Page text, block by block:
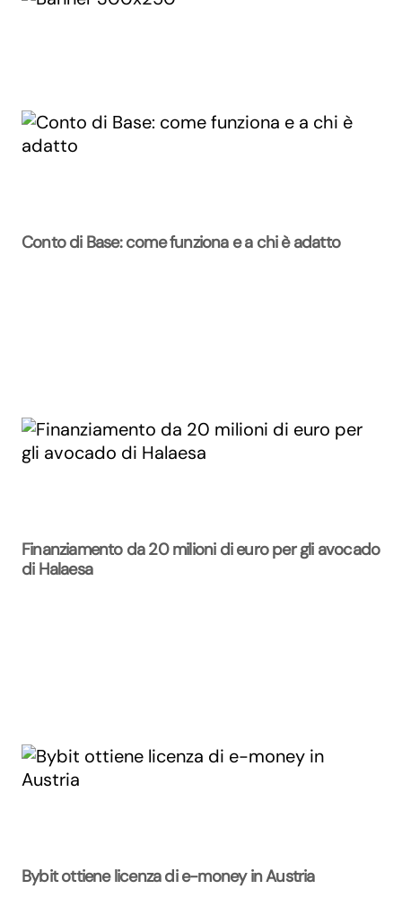
Conto di Base: come funziona e a chi è adatto
Finanziamento da 20 milioni di euro per gli avocado
di Halaesa
Bybit ottiene licenza di e-money in Austria